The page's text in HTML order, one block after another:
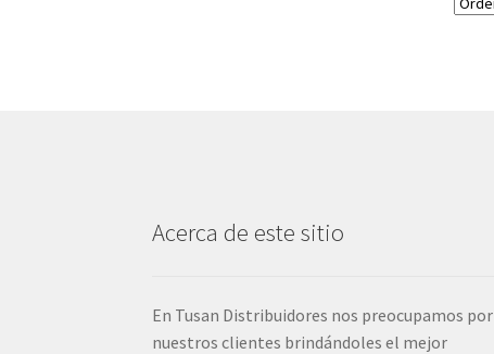
Acerca de este sitio
En Tusan Distribuidores nos preocupamos por
nuestros clientes brindándoles el mejor